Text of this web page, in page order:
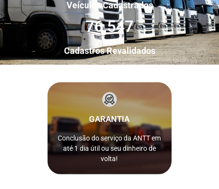
Veículos Cadastrados
76,547
Cadastros Revalidados
GARANTIA
Conclusão do serviço da ANTT em
até 1 dia útil ou seu dinheiro de
volta!
ISSO MESMO!
Nós reembolsamos 100% do valor
pago como garantia caso o
serviço da ANTT solicitado não
seja concluído em até 1 dia útil
pagamento.